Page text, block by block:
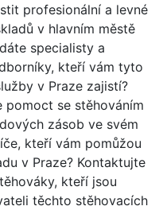
profesionální a levné
v hlavním městě
specialisty a
kteří vám tyto
v Praze zajistí?
pomoct se stěhováním
zásob ve svém
kteří vám pomůžou
v Praze? Kontaktujte
kteří jsou
těchto stěhovacích